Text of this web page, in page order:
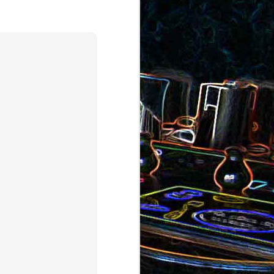
Quiche sans pâte au chorizo
et aux pommes de terre